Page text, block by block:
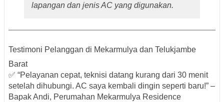
lapangan dan jenis AC yang digunakan.
Testimoni Pelanggan di Mekarmulya dan Telukjambe
Barat
✅ “Pelayanan cepat, teknisi datang kurang dari 30 menit
setelah dihubungi. AC saya kembali dingin seperti baru!” –
Bapak Andi, Perumahan Mekarmulya Residence